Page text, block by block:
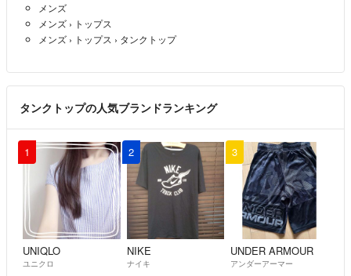
◯圧縮出来るものは圧縮して送らせていただきます。圧縮により、たた
みじわが生じることがあります。洗濯にて戻りますので、ご理解の上で
あくまで自宅保管となりますので、ご理解下さい。（喫煙なし/ペッ
トなし）
新品未使用状態を重視しておりますので、ビニール袋にて保管しており
ます。
新品による染料臭や繊維臭がある場合もございます。
◯身長や体重などで当方でサイズの判断は出来かねますので、掲載のサ
イズ表にてご確認をお願い致します。
寸法はメーカー値や素人寸法となります。多少の誤差が生じることもご
ざいますので、ご了承ください。
メンズ
メンズ › トップス
メンズ › トップス › タンクトップ
タンクトップの人気ブランドランキング
1
UNIQLO
ユニクロ
2
NIKE
ナイキ
3
UNDER ARMOUR
アンダーアーマー